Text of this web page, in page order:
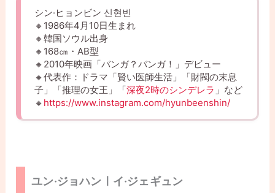
シン·ヒョンビン 신현빈
🔸1986年4月10日生まれ
🔸韓国ソウル出身
🔸168㎝・AB型
🔸2010年映画「バンガ？バンガ！」デビュー
🔸代表作：ドラマ「賢い医師生活」「財閥の末息
子」「推理の女王」「深夜2時のシンデレラ 」など
🔸 https://www.instagram.com/hyunbeenshin/
ユン·ジョハンㅣイ·ジェギュン